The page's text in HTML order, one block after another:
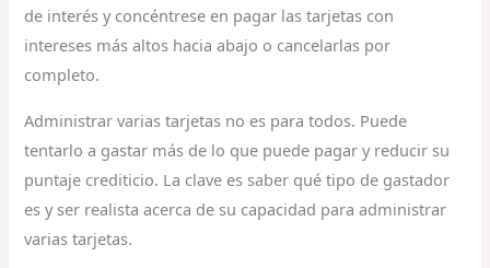
de interés y concéntrese en pagar las tarjetas con
intereses más altos hacia abajo o cancelarlas por
completo.
Administrar varias tarjetas no es para todos. Puede
tentarlo a gastar más de lo que puede pagar y reducir su
puntaje crediticio. La clave es saber qué tipo de gastador
es y ser realista acerca de su capacidad para administrar
varias tarjetas.